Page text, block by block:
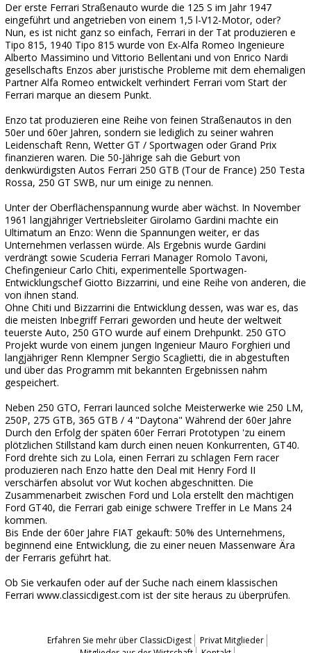
Der erste Ferrari Straßenauto wurde die 125 S im Jahr 1947
eingeführt und angetrieben von einem 1,5 l-V12-Motor, oder?
Nun, es ist nicht ganz so einfach, Ferrari in der Tat produzieren e
Tipo 815, 1940 Tipo 815 wurde von Ex-Alfa Romeo Ingenieure
Alberto Massimino und Vittorio Bellentani und von Enrico Nardi
gesellschafts Enzos aber juristische Probleme mit dem ehemaligen
Partner Alfa Romeo entwickelt verhindert Ferrari vom Start der
Ferrari marque an diesem Punkt.
Enzo tat produzieren eine Reihe von feinen Straßenautos in den
50er und 60er Jahren, sondern sie lediglich zu seiner wahren
Leidenschaft Renn, Wetter GT / Sportwagen oder Grand Prix
finanzieren waren. Die 50-Jährige sah die Geburt von
denkwürdigsten Autos Ferrari 250 GTB (Tour de France) 250 Testa
Rossa, 250 GT SWB, nur um einige zu nennen.
Unter der Oberflächenspannung wurde aber wächst. In November
1961 langjähriger Vertriebsleiter Girolamo Gardini machte ein
Ultimatum an Enzo: Wenn die Spannungen weiter, er das
Unternehmen verlassen würde. Als Ergebnis wurde Gardini
verdrängt sowie Scuderia Ferrari Manager Romolo Tavoni,
Chefingenieur Carlo Chiti, experimentelle Sportwagen-
Entwicklungschef Giotto Bizzarrini, und eine Reihe von anderen, die
von ihnen stand.
Ohne Chiti und Bizzarrini die Entwicklung dessen, was war es, das
die meisten Inbegriff Ferrari geworden und heute der weltweit
teuerste Auto, 250 GTO wurde auf einem Drehpunkt. 250 GTO
Projekt wurde von einem jungen Ingenieur Mauro Forghieri und
langjähriger Renn Klempner Sergio Scaglietti, die in abgestuften
und über das Programm mit bekannten Ergebnissen nahm
gespeichert.
Neben 250 GTO, Ferrari launced solche Meisterwerke wie 250 LM,
250P, 275 GTB, 365 GTB / 4 "Daytona" Während der 60er Jahre
Durch den Erfolg der späten 60er Ferrari Prototypen 'zu einem
plötzlichen Stillstand kam durch einen neuen Konkurrenten, GT40.
Ford drehte sich zu Lola, einen Ferrari zu schlagen Fern racer
produzieren nach Enzo hatte den Deal mit Henry Ford II
verschärfen absolut vor Wut kochen abgeschnitten. Die
Zusammenarbeit zwischen Ford und Lola erstellt den mächtigen
Ford GT40, die Ferrari gab einige schwere Treffer in Le Mans 24
kommen.
Bis Ende der 60er Jahre FIAT gekauft: 50% des Unternehmens,
beginnend eine Entwicklung, die zu einer neuen Massenware Ära
der Ferraris geführt hat.
Ob Sie verkaufen oder auf der Suche nach einem klassischen
Ferrari www.classicdigest.com ist der site heraus zu überprüfen.
Erfahren Sie mehr über ClassicDigest
Privat Mitglieder